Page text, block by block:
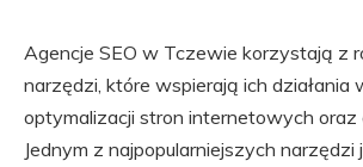
Agencje SEO w Tczewie korzystają z
narzędzi, które wspierają ich działania
optymalizacji stron internetowych
Jednym z najpopularniejszych narzędzi